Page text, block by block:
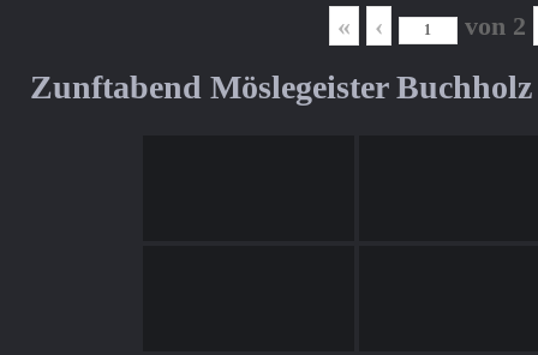
« ‹ von 2
Zunftabend Möslegeister Buchholz